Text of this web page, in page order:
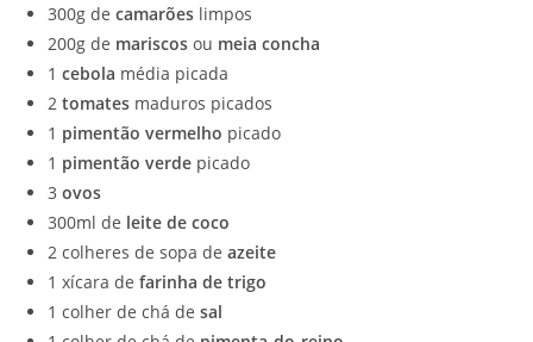
300g de camarões limpos
200g de mariscos ou meia concha
1 cebola média picada
2 tomates maduros picados
1 pimentão vermelho picado
1 pimentão verde picado
3 ovos
300ml de leite de coco
2 colheres de sopa de azeite
1 xícara de farinha de trigo
1 colher de chá de sal